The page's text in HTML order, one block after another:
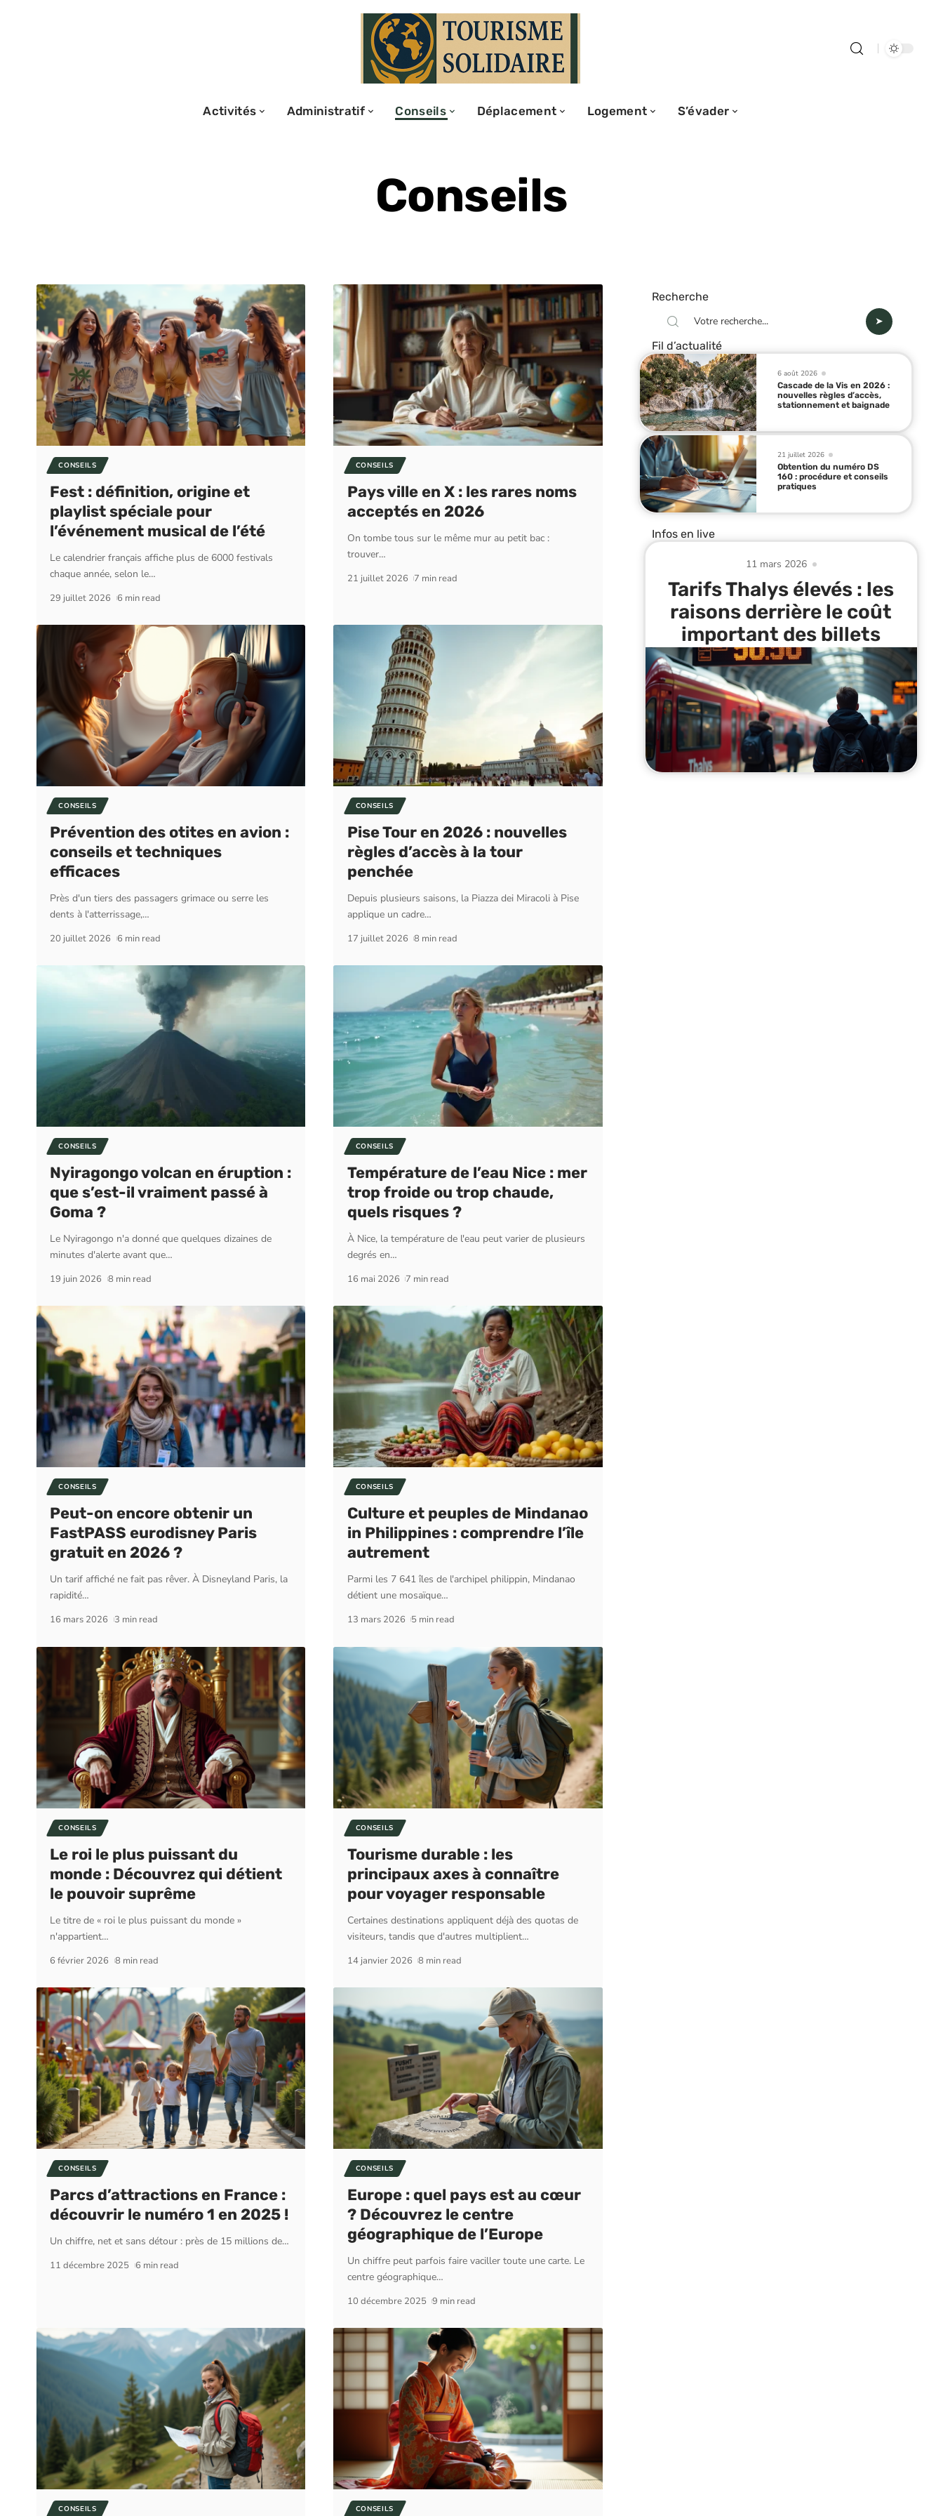
Activités Administratif Conseils Déplacement Logement S’évader
Conseils
CONSEILS
Fest : définition, origine et
playlist spéciale pour
l’événement musical de l’été
Le calendrier français affiche plus de 6000 festivals
chaque année, selon le…
29 juillet 2026 6 min read
CONSEILS
Pays ville en X : les rares noms
acceptés en 2026
On tombe tous sur le même mur au petit bac :
trouver…
21 juillet 2026 7 min read
CONSEILS
Prévention des otites en avion :
conseils et techniques
efficaces
Près d'un tiers des passagers grimace ou serre les
dents à l'atterrissage,…
20 juillet 2026 6 min read
CONSEILS
Pise Tour en 2026 : nouvelles
règles d’accès à la tour
penchée
Depuis plusieurs saisons, la Piazza dei Miracoli à Pise
applique un cadre…
17 juillet 2026 8 min read
CONSEILS
Nyiragongo volcan en éruption :
que s’est-il vraiment passé à
Goma ?
Le Nyiragongo n'a donné que quelques dizaines de
minutes d'alerte avant que…
19 juin 2026 8 min read
CONSEILS
Température de l’eau Nice : mer
trop froide ou trop chaude,
quels risques ?
À Nice, la température de l'eau peut varier de plusieurs
degrés en…
16 mai 2026 7 min read
CONSEILS
Peut-on encore obtenir un
FastPASS eurodisney Paris
gratuit en 2026 ?
Un tarif affiché ne fait pas rêver. À Disneyland Paris, la
rapidité…
16 mars 2026 3 min read
CONSEILS
Culture et peuples de Mindanao
in Philippines : comprendre l’île
autrement
Parmi les 7 641 îles de l'archipel philippin, Mindanao
détient une mosaïque…
13 mars 2026 5 min read
CONSEILS
Le roi le plus puissant du
monde : Découvrez qui détient
le pouvoir suprême
Le titre de « roi le plus puissant du monde »
n'appartient…
6 février 2026 8 min read
CONSEILS
Tourisme durable : les
principaux axes à connaître
pour voyager responsable
Certaines destinations appliquent déjà des quotas de
visiteurs, tandis que d'autres multiplient…
14 janvier 2026 8 min read
CONSEILS
Parcs d’attractions en France :
découvrir le numéro 1 en 2025 !
Un chiffre, net et sans détour : près de 15 millions de…
11 décembre 2025 6 min read
CONSEILS
Europe : quel pays est au cœur
? Découvrez le centre
géographique de l’Europe
Un chiffre peut parfois faire vaciller toute une carte. Le
centre géographique…
10 décembre 2025 9 min read
CONSEILS CONSEILS
Recherche
Fil d’actualité
6 août 2026
Cascade de la Vis en 2026 :
nouvelles règles d’accès,
stationnement et baignade
21 juillet 2026
Obtention du numéro DS
160 : procédure et conseils
pratiques
Infos en live
11 mars 2026
Tarifs Thalys élevés : les
raisons derrière le coût
important des billets